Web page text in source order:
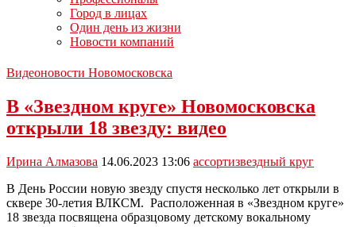
Город в лицах
Один день из жизни
Новости компаний
Видеоновости Новомосковска
В «Звездном круге» Новомосковска
открыли 18 звезду: видео
Ирина Алмазова 14.06.2023 13:06 ассортизвездный круг
В День России новую звезду спустя несколько лет открыли в
сквере 30-летия ВЛКСМ. Расположенная в «Звездном круге»
18 звезда посвящена образцовому детскому вокальному